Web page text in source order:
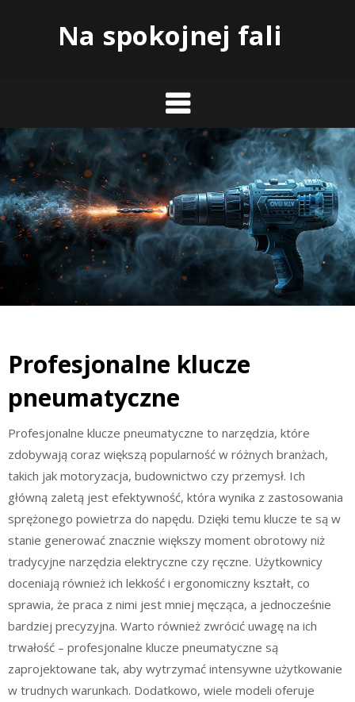
Na spokojnej fali
Profesjonalne klucze
pneumatyczne
Profesjonalne klucze pneumatyczne to narzędzia, które
zdobywają coraz większą popularność w różnych branżach,
takich jak motoryzacja, budownictwo czy przemysł. Ich
główną zaletą jest efektywność, która wynika z zastosowania
sprężonego powietrza do napędu. Dzięki temu klucze te są w
stanie generować znacznie większy moment obrotowy niż
tradycyjne narzędzia elektryczne czy ręczne. Użytkownicy
doceniają również ich lekkość i ergonomiczny kształt, co
sprawia, że praca z nimi jest mniej męcząca, a jednocześnie
bardziej precyzyjna. Warto również zwrócić uwagę na ich
trwałość – profesjonalne klucze pneumatyczne są
zaprojektowane tak, aby wytrzymać intensywne użytkowanie
w trudnych warunkach. Dodatkowo, wiele modeli oferuje